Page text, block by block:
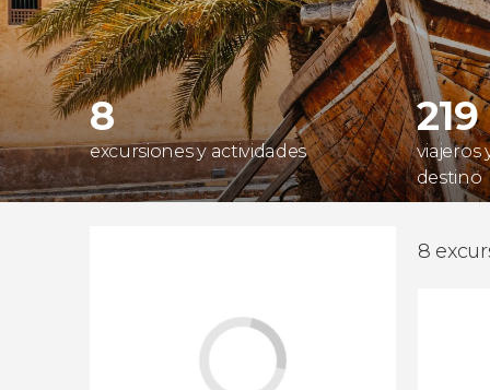
8
excursiones y actividades
219
viajeros
destino
8